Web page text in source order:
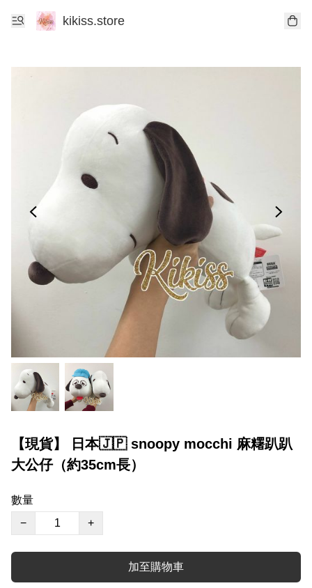
kikiss.store
【現貨】 日本🇯🇵 snoopy mocchi 麻糬趴趴
大公仔（約35cm長）
數量
−
+
加至購物車